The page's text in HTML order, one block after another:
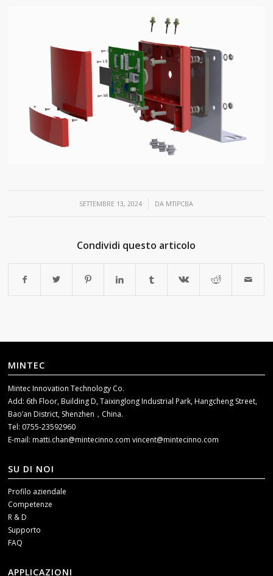
SETTEMBRE 13, 2024
/ DA MTIPCBA
Condividi questo articolo
MINTEC
Mintec Innovation Technology Co.
Add: 6th Floor, Building D, Taixinglong Industrial Park, Hangcheng Street,
Bao’an District, Shenzhen，China.
Tel: 0755-23592960
E-mail:matti.chan@mintecinno.comvincent@mintecinno.com
SU DI NOI
Profilo aziendale
Competenze
R & D
Supporto
FAQ
APPLICAZIONI